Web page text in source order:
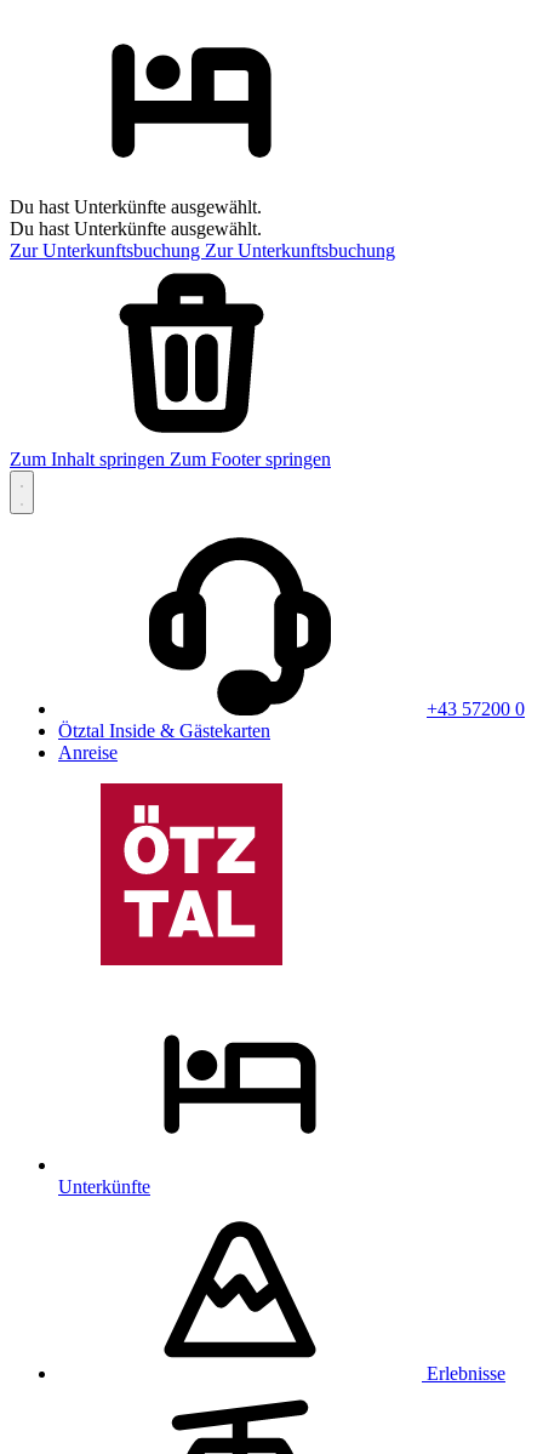
Du hast Unterkünfte ausgewählt.
Du hast Unterkünfte ausgewählt.
Zur Unterkunftsbuchung Zur Unterkunftsbuchung
Zum Inhalt springen Zum Footer springen
+43 57200 0
Ötztal Inside & Gästekarten
Anreise
Unterkünfte
Erlebnisse